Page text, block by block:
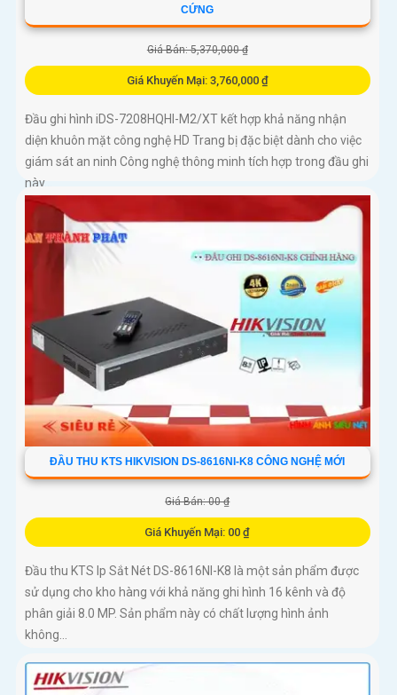
CỨNG
Giá Bán: 5,370,000 ₫
Giá Khuyến Mại: 3,760,000 ₫
Đầu ghi hình iDS-7208HQHI-M2/XT kết hợp khả năng nhận
diện khuôn mặt công nghệ HD Trang bị đặc biệt dành cho việc
giám sát an ninh Công nghệ thông minh tích hợp trong đầu ghi
này...
ĐẦU THU KTS HIKVISION DS-8616NI-K8 CÔNG NGHỆ MỚI
Giá Bán: 00 ₫
Giá Khuyến Mại: 00 ₫
Đầu thu KTS Ip Sắt Nét DS-8616NI-K8 là một sản phẩm được
sử dụng cho kho hàng với khả năng ghi hình 16 kênh và độ
phân giải 8.0 MP. Sản phẩm này có chất lượng hình ảnh
không...